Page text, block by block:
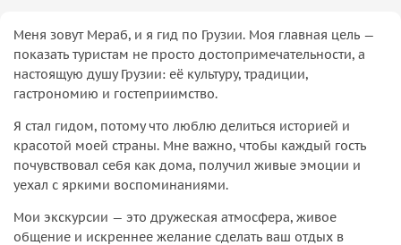
Меня зовут Мераб, и я гид по Грузии. Моя главная цель —
показать туристам не просто достопримечательности, а
настоящую душу Грузии: её культуру, традиции,
гастрономию и гостеприимство.
Я стал гидом, потому что люблю делиться историей и
красотой моей страны. Мне важно, чтобы каждый гость
почувствовал себя как дома, получил живые эмоции и
уехал с яркими воспоминаниями.
Мои экскурсии — это дружеская атмосфера, живое
общение и искреннее желание сделать ваш отдых в